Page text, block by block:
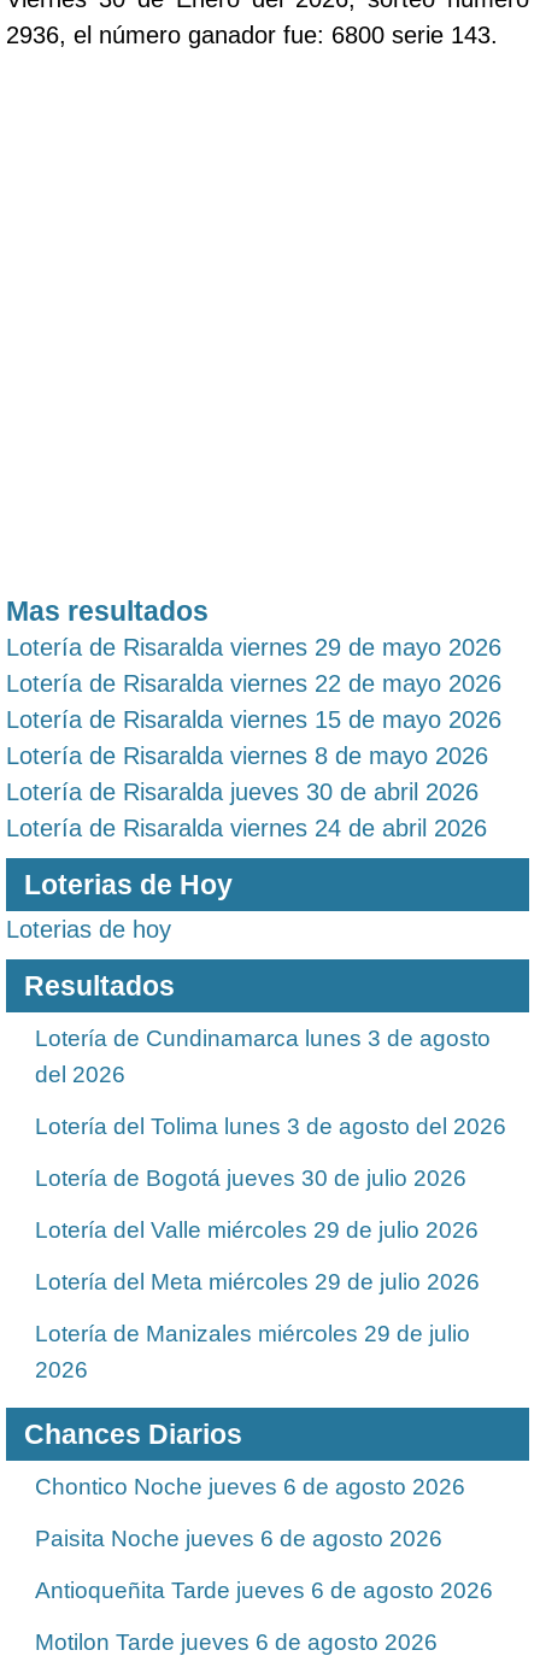
2936, el número ganador fue: 6800 serie 143.
Mas resultados
Lotería de Risaralda viernes 29 de mayo 2026
Lotería de Risaralda viernes 22 de mayo 2026
Lotería de Risaralda viernes 15 de mayo 2026
Lotería de Risaralda viernes 8 de mayo 2026
Lotería de Risaralda jueves 30 de abril 2026
Lotería de Risaralda viernes 24 de abril 2026
Loterias de Hoy
Loterias de hoy
Resultados
Lotería de Cundinamarca lunes 3 de agosto
del 2026
Lotería del Tolima lunes 3 de agosto del 2026
Lotería de Bogotá jueves 30 de julio 2026
Lotería del Valle miércoles 29 de julio 2026
Lotería del Meta miércoles 29 de julio 2026
Lotería de Manizales miércoles 29 de julio
2026
Chances Diarios
Chontico Noche jueves 6 de agosto 2026
Paisita Noche jueves 6 de agosto 2026
Antioqueñita Tarde jueves 6 de agosto 2026
Motilon Tarde jueves 6 de agosto 2026